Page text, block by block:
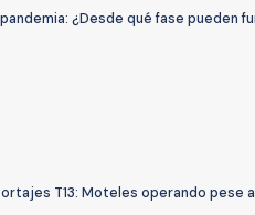
¿Desde qué fase pueden
T13: Moteles operando pese